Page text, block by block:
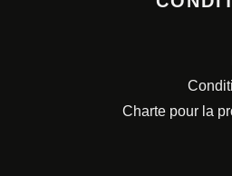
Charte pour la